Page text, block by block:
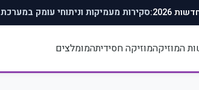
2026: סקירות מעמיקות וניתוחי עומק במערכת
המוזיקהמוזיקה חסידיתהמומלצים